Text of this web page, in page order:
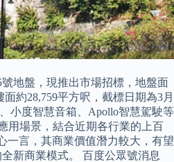
地盤，現推出市場招標，地盤面
約28,759平方呎，截標日期為3月
小度智慧音箱、Apollo智慧駕駛等
用場景，結合近期各行業的上百
一言，其商業價值潛力較大，有望
新商業模式。 百度公眾號消息